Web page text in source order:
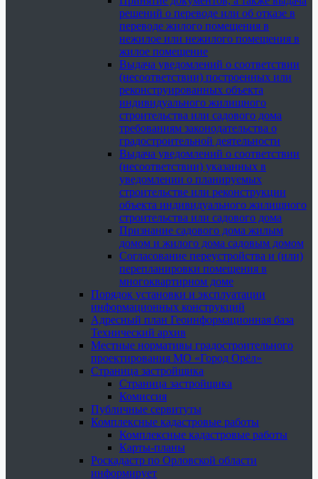
решений о переводе или об отказе в
переводе жилого помещения в
нежилое или нежилого помещения в
жилое помещение
Выдача уведомлений о соответствии
(несоответствии) построенных или
реконструированных объекта
индивидуального жилищного
строительства или садового дома
требованиям законодательства о
градостроительной деятельности
Выдача уведомлений о соответствии
(несоответствии) указанных в
уведомлении о планируемых
строительстве или реконструкции
объекта индивидуального жилищного
строительства или садового дома
Признание садового дома жилым
домом и жилого дома садовым домом
Согласование переустройства и (или)
перепланировки помещения в
многоквартирном доме
Порядок установки и эксплуатации
информационных конструкций
Адресный план Геоинформационная база
Технический архив
Местные нормативы градостроительного
проектирования МО «Город Орёл»
Страница застройщика
Страница застройщика
Комиссия
Публичные сервитуты
Комплексные кадастровые работы
Комплексные кадастровые работы
Карты-планы
Роскадастр по Орловской области
информирует